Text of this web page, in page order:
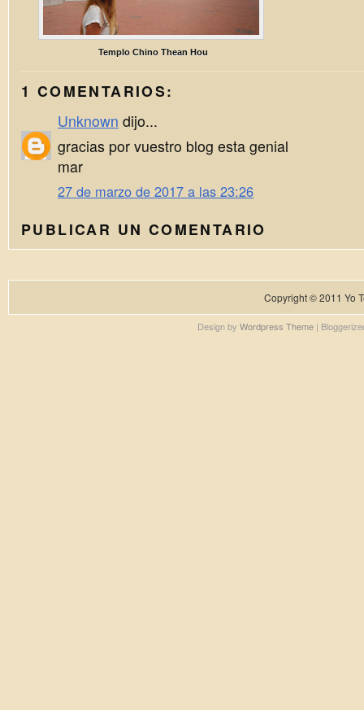
Templo Chino Thean Hou
1 COMENTARIOS:
Unknown dijo...
gracias por vuestro blog esta genial
mar
27 de marzo de 2017 a las 23:26
PUBLICAR UN COMENTARIO
Copyright © 2011 Yo
Design by Wordpress Theme|